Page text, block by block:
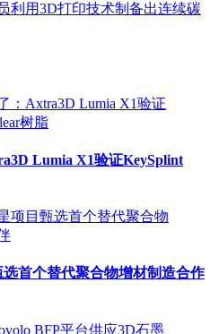
利用3D打印技术制备出连续碳
Lumia X1验证KeySplint
首个替代聚合物增材制造合作